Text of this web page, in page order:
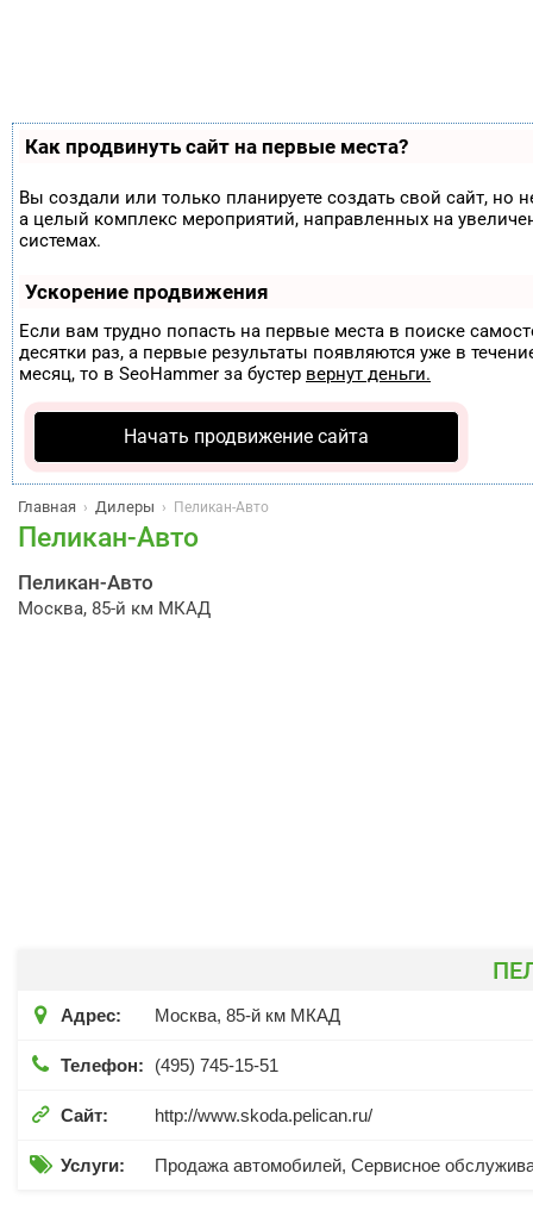
Как продвинуть сайт на первые места?
Вы создали или только планируете создать свой сайт, но
а целый комплекс мероприятий, направленных на
системах.
Ускорение продвижения
Если вам трудно попасть на первые места в поиске
десятки раз, а первые результаты появляются уже в
месяц, то в SeoHammer за бустер вернут деньги.
Начать продвижение сайта
Главная › Дилеры › Пеликан-Авто
Пеликан-Авто
Пеликан-Авто
Москва, 85-й км МКАД
 Адрес: Москва, 85-й км МКАД
 Телефон: (495) 745-15-51
 Сайт: http://www.skoda.pelican.ru/
 Услуги: Продажа автомобилей, Сервисное